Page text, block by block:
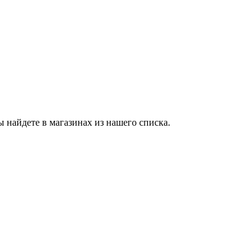
в магазинах из нашего списка.